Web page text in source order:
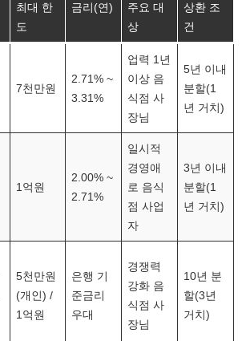
최대 한
도
금리(연)
주요 대
상
상환 조
건
7천만원
2.71% ~
3.31%
업력 1년
이상 음
식점 사
장님
5년 이내
분할(1
년 거치)
1억원
2.00% ~
2.71%
일시적
경영애
로 음식
점 사업
자
3년 이내
분할(1
년 거치)
5천만원
(개인) /
1억원
은행 기
준금리
우대
경쟁력
강화 음
식점 사
장님
10년 분
할(3년
거치)